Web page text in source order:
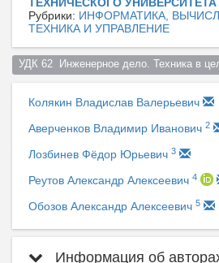
Рубрики: ИНФОРМАТИКА,
ТЕХНИКА И УПРАВЛЕНИЕ
УДК 62  Инженерное дело. Техника в
Колякин Владислав Валерьевич
Аверченков Владимир Иванович 2
Лозбинев Фёдор Юрьевич 3
Реутов Александр Алексеевич 4
Обозов Александр Алексеевич 5
Информация об